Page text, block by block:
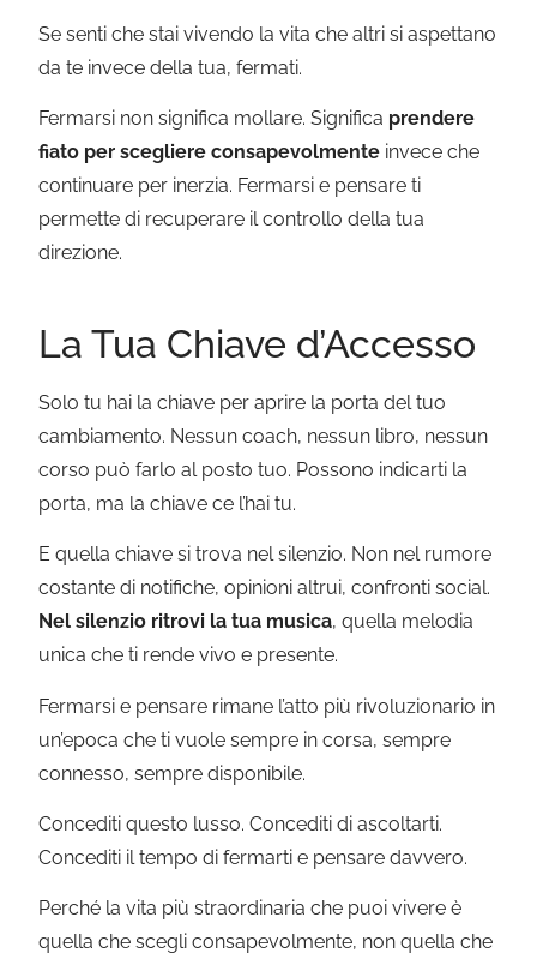
Se senti che stai vivendo la vita che altri si aspettano
da te invece della tua, fermati.
Fermarsi non significa mollare. Significa prendere
fiato per scegliere consapevolmente invece che
continuare per inerzia. Fermarsi e pensare ti
permette di recuperare il controllo della tua
direzione.
La Tua Chiave d’Accesso
Solo tu hai la chiave per aprire la porta del tuo
cambiamento. Nessun coach, nessun libro, nessun
corso può farlo al posto tuo. Possono indicarti la
porta, ma la chiave ce l’hai tu.
E quella chiave si trova nel silenzio. Non nel rumore
costante di notifiche, opinioni altrui, confronti social.
Nel silenzio ritrovi la tua musica, quella melodia
unica che ti rende vivo e presente.
Fermarsi e pensare rimane l’atto più rivoluzionario in
un’epoca che ti vuole sempre in corsa, sempre
connesso, sempre disponibile.
Concediti questo lusso. Concediti di ascoltarti.
Concediti il tempo di fermarti e pensare davvero.
Perché la vita più straordinaria che puoi vivere è
quella che scegli consapevolmente, non quella che